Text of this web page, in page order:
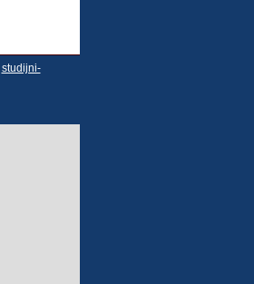
studijni-